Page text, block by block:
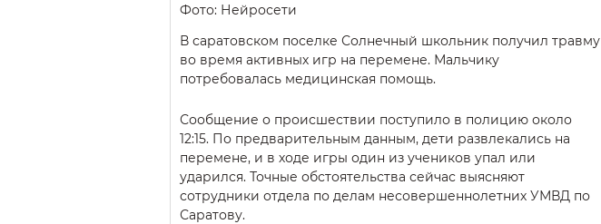
Фото: Нейросети
В саратовском поселке Солнечный школьник получил травму
во время активных игр на перемене. Мальчику
потребовалась медицинская помощь.
Сообщение о происшествии поступило в полицию около
12:15. По предварительным данным, дети развлекались на
перемене, и в ходе игры один из учеников упал или
ударился. Точные обстоятельства сейчас выясняют
сотрудники отдела по делам несовершеннолетних УМВД по
Саратову.